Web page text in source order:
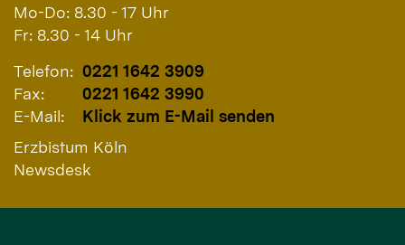
Mo-Do: 8.30 - 17 Uhr
Fr: 8.30 - 14 Uhr
Telefon: 0221 1642 3909
Fax:
0221 1642 3990
E-Mail:
Klick zum E-Mail senden
Erzbistum Köln
Newsdesk